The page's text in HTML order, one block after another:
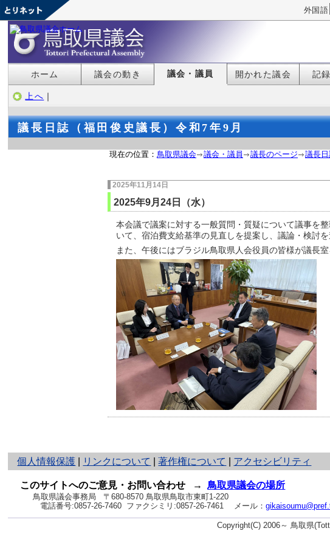
外国語
ホーム 議会の動き 議会・議員 開かれた議会 記
上へ ｜
議長日誌（福田俊史議長）令和7年9月
現在の位置： 鳥取県議会 議会・議員 議長のページ 議長日
2025年11月14日
2025年9月24日（水）
本会議で議案に対する一般質問・質疑について議事を
いて、宿泊費支給基準の見直しを提案し、議論・検討を
また、午後にはブラジル鳥取県人会役員の皆様が議長室
個人情報保護
と
り
ネ
ッ
ト
へ
リンクについて |著作権について アクセシビリティ
このサイトへのご意見・お問い合わせ →鳥取県議会の場所
鳥取県議会事務局
〒680-8570 鳥取県鳥取市東町1-220
電話番号:0857-26-7460 ファクシミリ:0857-26-7461 メール：
Copyright(C) 2006～ 鳥取県